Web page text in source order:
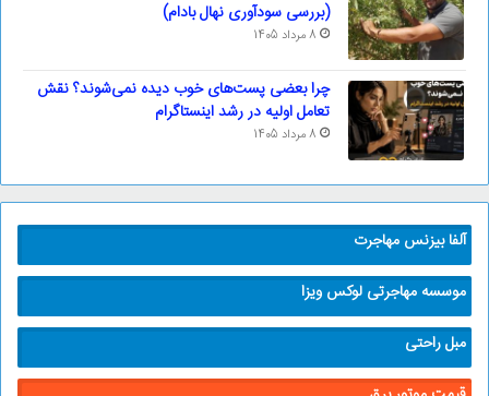
(بررسی سودآوری نهال بادام)
8 مرداد 1405
چرا بعضی پست‌های خوب دیده نمی‌شوند؟ نقش
تعامل اولیه در رشد اینستاگرام
8 مرداد 1405
آلفا بیزنس مهاجرت
موسسه مهاجرتی لوکس ویزا
مبل راحتی